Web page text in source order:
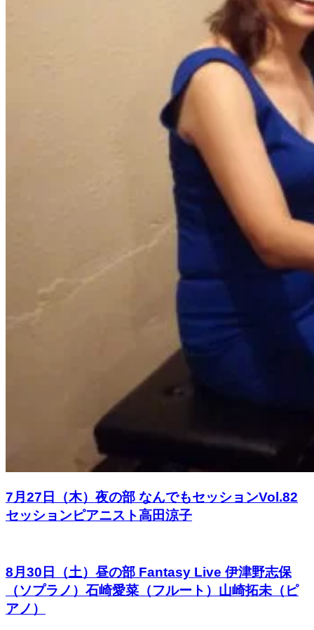
7月27日（木）夜の部 なんでもセッションVol.82
セッションピアニスト高田涼子
8月30日（土）昼の部 Fantasy Live 伊津野志保
（ソプラノ）石崎愛菜（フルート）山崎拓未（ピ
アノ）